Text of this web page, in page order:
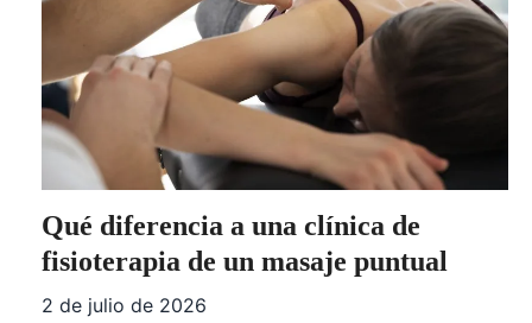
Qué diferencia a una clínica de
fisioterapia de un masaje puntual
2 de julio de 2026